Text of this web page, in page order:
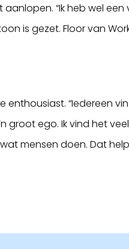
“Ik heb wel
is gezet. Floor van
enthousiast. “Iedereen
groot ego. Ik vind het
mensen doen. Dat